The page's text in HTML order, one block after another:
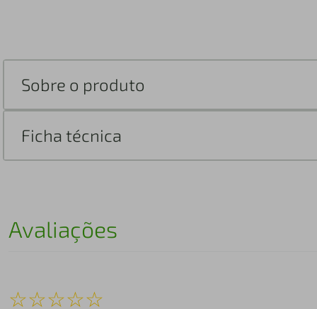
Sobre o produto
Ficha técnica
Avaliações
☆☆☆☆☆